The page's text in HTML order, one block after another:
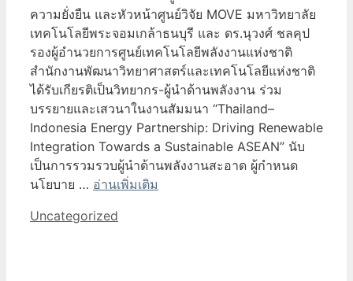
ความยั่งยืน และหัวหน้าศูนย์วิจัย MOVE มหาวิทยาลัย
เทคโนโลยีพระจอมเกล้าธนบุรี และ ดร.นุวงศ์ ชลคุป
รองผู้อำนวยการศูนย์เทคโนโลยีพลังงานแห่งชาติ
สำนักงานพัฒนาวิทยาศาสตร์และเทคโนโลยีแห่งชาติ
ได้รับเกียรติเป็นวิทยากร-ผู้นำด้านพลังงาน ร่วม
บรรยายและเสวนาในงานสัมมนา “Thailand–
Indonesia Energy Partnership: Driving Renewable
Integration Towards a Sustainable ASEAN” นับ
เป็นการรวมรวบผู้นำด้านพลังงานสะอาด ผู้กำหนด
นโยบาย … อ่านเพิ่มเติม
Categories
Uncategorized